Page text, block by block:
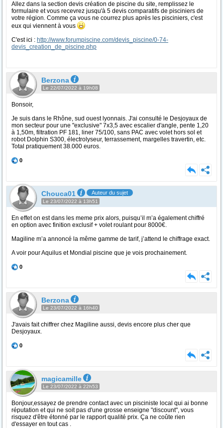
Allez dans la section devis création de piscine du site, remplissez le
formulaire et vous recevrez jusqu'à 5 devis comparatifs de pisciniers de
votre région. Comme ça vous ne courrez plus après les pisciniers, c'est
eux qui viennent à vous
C'est ici : http://www.forumpiscine.com/devis_piscine/0-74-
devis_creation_de_piscine.php
Berzona
Le 22/07/2022 à 19h08
Bonsoir,
Je suis dans le Rhône, sud ouest lyonnais. J'ai consulté le Desjoyaux de
mon secteur pour une "exclusive" 7x3,5 avec escalier d'angle, pente 1,20
à 1,50m, filtration PF 181, liner 75/100, sans PAC avec volet hors sol et
robot Dolphin S300, électrolyseur, terrassement, margelles travertin, etc.
Total pratiquement 38.000 euros.
0
Chouca01 Auteur du sujet
Le 23/07/2022 à 13h51
En effet on est dans les meme prix alors, puisqu’il m’a également chiffré
en option avec finition exclusif + volet roulant pour 8000€.
Magiline m’a annoncé la même gamme de tarif, j’attend le chiffrage exact.
A voir pour Aquilus et Mondial piscine que je vois prochainement.
0
Berzona
Le 23/07/2022 à 16h40
J'avais fait chiffrer chez Magiline aussi, devis encore plus cher que
Desjoyaux.
0
magicamille
Le 23/07/2022 à 22h53
Bonjour,essayez de prendre contact avec un pisciniste local qui ai bonne
réputation et qui ne soit pas d'une grosse enseigne "discount", vous
risquez d'être étonné par le rapport qualité prix. Ça ne coûte rien
d'essayer en tout cas .